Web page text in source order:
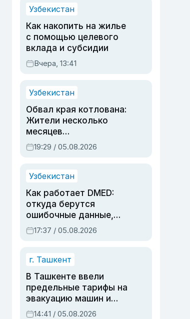
Узбекистан
Как накопить на жилье
с помощью целевого
вклада и субсидии
Вчера, 13:41
Узбекистан
Обвал края котлована:
Жители несколько
месяцев
предупреждали об
опасности, но стройка
19:29 / 05.08.2026
Узбекистан
Как работает DMED:
откуда берутся
ошибочные данные,
дубли аккаунтов и
очереди по онлайн-
17:37 / 05.08.2026
г. Ташкент
В Ташкенте ввели
предельные тарифы на
эвакуацию машин и
штрафстоянки
14:41 / 05.08.2026